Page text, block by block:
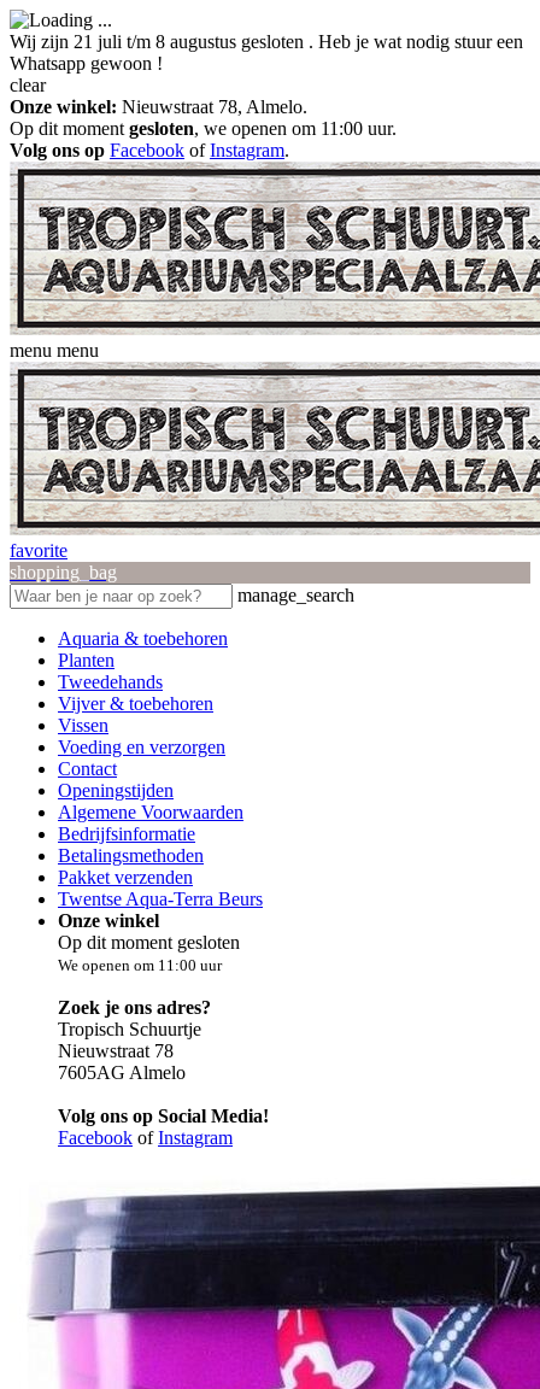
Wij zijn 21 juli t/m 8 augustus gesloten . Heb je wat nodig stuur een
Whatsapp gewoon !
clear
Onze winkel: Nieuwstraat 78, Almelo.
Op dit moment gesloten, we openen om 11:00 uur.
Volg ons op Facebook ofInstagram.
menu menu
favorite
shopping_bag
manage_search
Aquaria & toebehoren
Planten
Tweedehands
Vijver & toebehoren
Vissen
Voeding en verzorgen
Contact
Openingstijden
Algemene Voorwaarden
Bedrijfsinformatie
Betalingsmethoden
Pakket verzenden
Twentse Aqua-Terra Beurs
Onze winkel
Op dit moment gesloten
We openen om 11:00 uur
Zoek je ons adres?
Tropisch Schuurtje
Nieuwstraat 78
7605AG Almelo
Volg ons op Social Media!
Facebook ofInstagram